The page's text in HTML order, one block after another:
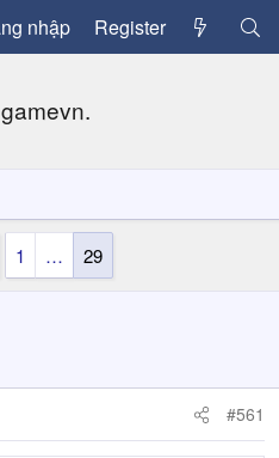
nhập Register
1 … 29
#561